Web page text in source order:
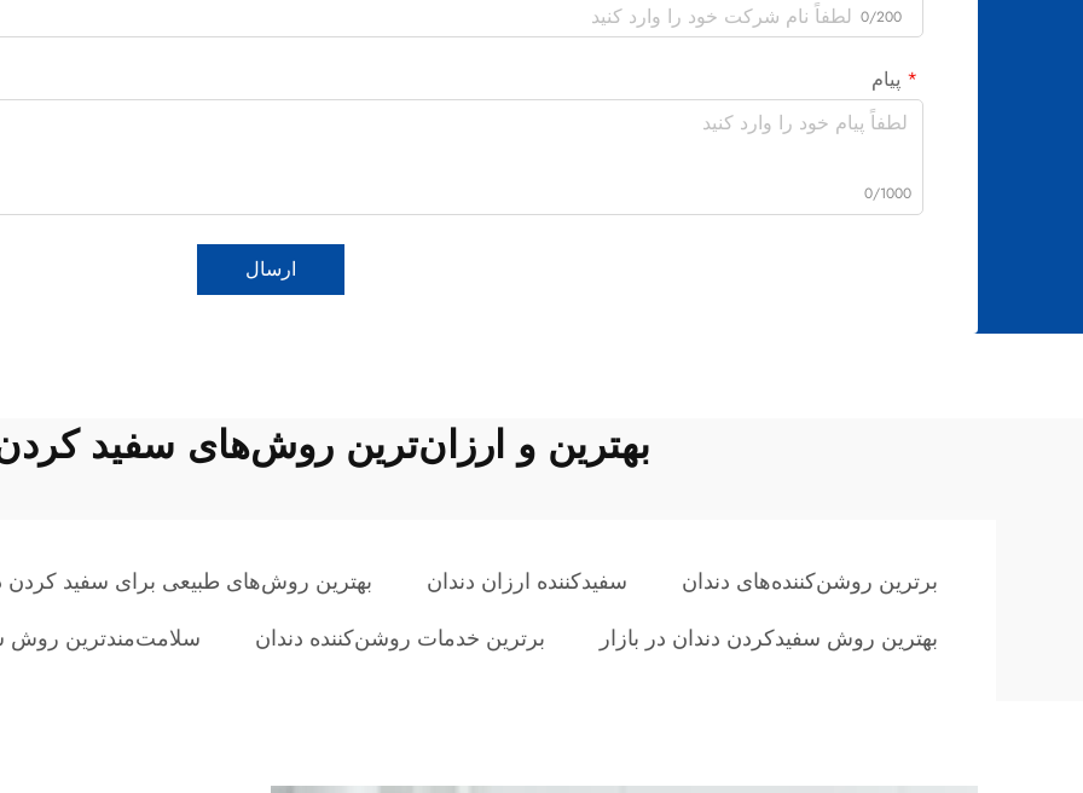
0/200
پیام
0/1000
ارسال
بهترین و ارزان‌ترین روش‌های سفید
برترین روشن‌کننده‌های دندان سفیدکننده ارزان دندان
بهترین روش‌های طبیعی برای سفید کردن
بهترین روش سفیدکردن دندان در بازار
برترین خدمات روشن‌کننده دندان سلامت‌مندترین روش